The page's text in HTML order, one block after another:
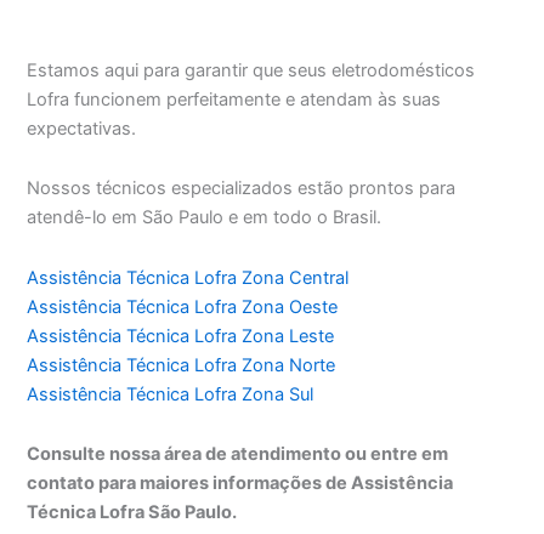
Estamos aqui para garantir que seus eletrodomésticos
Lofra funcionem perfeitamente e atendam às suas
expectativas.
Nossos técnicos especializados estão prontos para
atendê-lo em São Paulo e em todo o Brasil.
Assistência Técnica Lofra Zona Central
Assistência Técnica Lofra Zona Oeste
Assistência Técnica Lofra Zona Leste
Assistência Técnica Lofra Zona Norte
Assistência Técnica Lofra Zona Sul
Consulte nossa área de atendimento ou entre em
contato para maiores informações de Assistência
Técnica Lofra São Paulo.